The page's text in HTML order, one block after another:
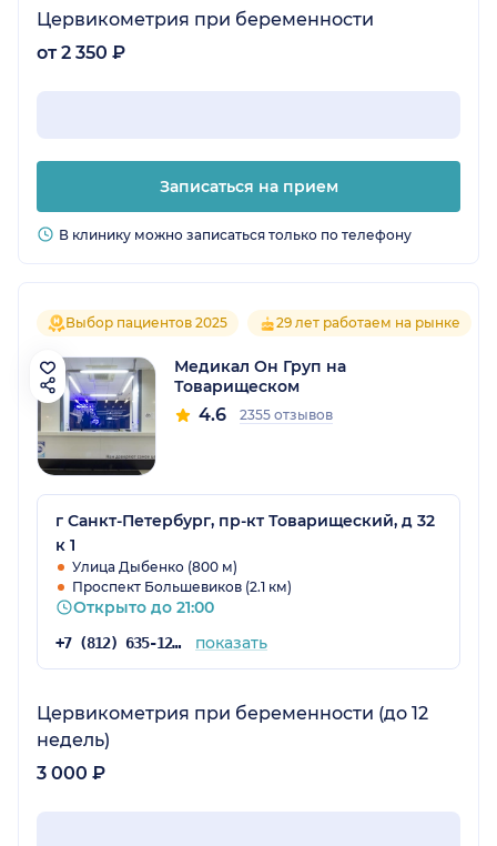
Цервикометрия при беременности
от 2 350 ₽
Записаться на прием
В клинику можно записаться только по телефону
Выбор пациентов 2025 29 лет работаем на рынке
Медикал Он Груп на
Товарищеском
4.6 2355 отзывов
г Санкт-Петербург, пр-кт Товарищеский, д 32
к 1
Улица Дыбенко (800 м)
Проспект Большевиков (2.1 км)
Открыто до 21:00
+7 (812) 635-12-64 показать
Цервикометрия при беременности (до 12
недель)
3 000 ₽